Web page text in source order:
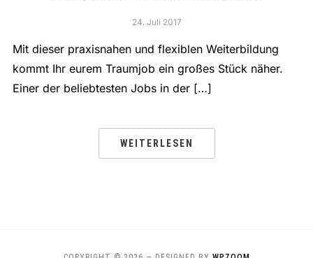
24. Juli 2017
Mit dieser praxisnahen und flexiblen Weiterbildung
kommt Ihr eurem Traumjob ein großes Stück näher.
Einer der beliebtesten Jobs in der […]
WEITERLESEN